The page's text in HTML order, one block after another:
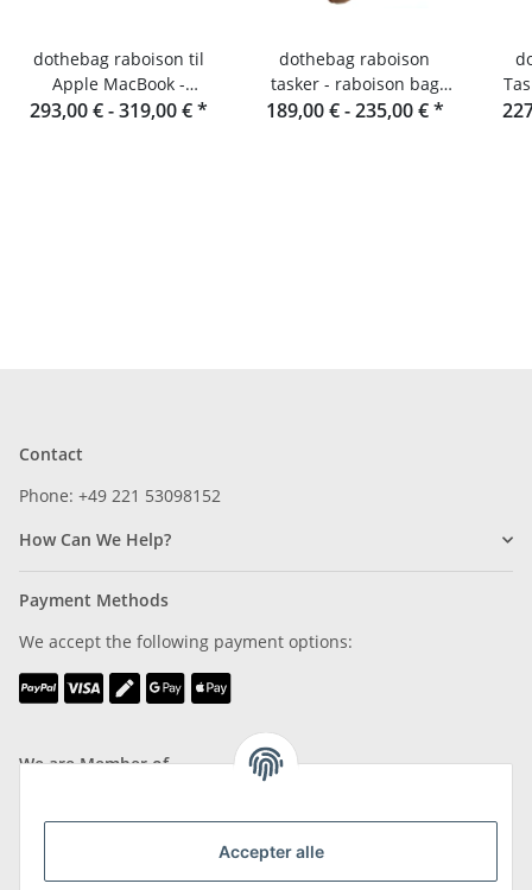
Accepter alle
dothebag raboison til
Apple MacBook -
Notebooktaske Læder
293,00 € -319,00 €*
dothebag raboison
tasker - raboison bag
upend Stående format
189,00 € -235,00 €*
Contact
Phone: +49 221 53098152
How Can We Help?
Payment Methods
We accept the following payment options:
We are Member of